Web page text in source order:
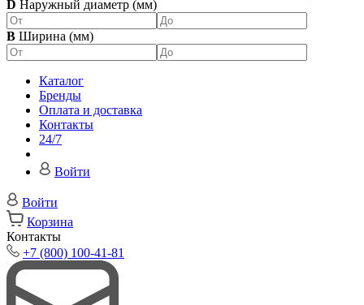
D Наружный диаметр (мм)
B Ширина (мм)
Каталог
Бренды
Оплата и доставка
Контакты
24/7
Войти
Войти
Корзина
Контакты
+7 (800) 100-41-81